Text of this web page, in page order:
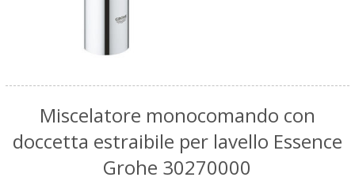
Miscelatore monocomando con
doccetta estraibile per lavello Essence
Grohe 30270000